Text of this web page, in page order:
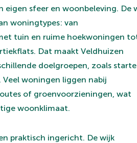
eigen sfeer en woonbeleving. De
woningtypes: van
tuin en ruime hoekwoningen
Dat maakt Veldhuizen
doelgroepen, zoals
woningen liggen nabij
of groenvoorzieningen, wat
woonklimaat.
praktisch ingericht. De wijk